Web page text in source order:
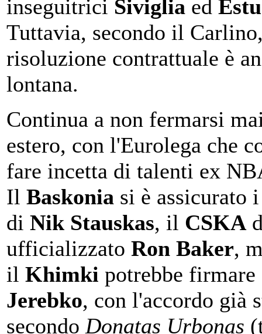
inseguitrici Siviglia ed
Tuttavia, secondo il
risoluzione contrattuale è
lontana.
Continua a non fermarsi
estero, con l'Eurolega che
fare incetta di talenti ex
Il Baskonia si è assicurato
di Nik Stauskas, il CSKA
ufficializzato Ron Baker,
il Khimki potrebbe firmare
Jerebko, con l'accordo già
secondo Donatas Urbonas